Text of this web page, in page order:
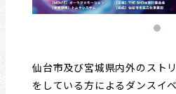
仙台市及び宮城県内外のスト
をしている方によるダンスイ